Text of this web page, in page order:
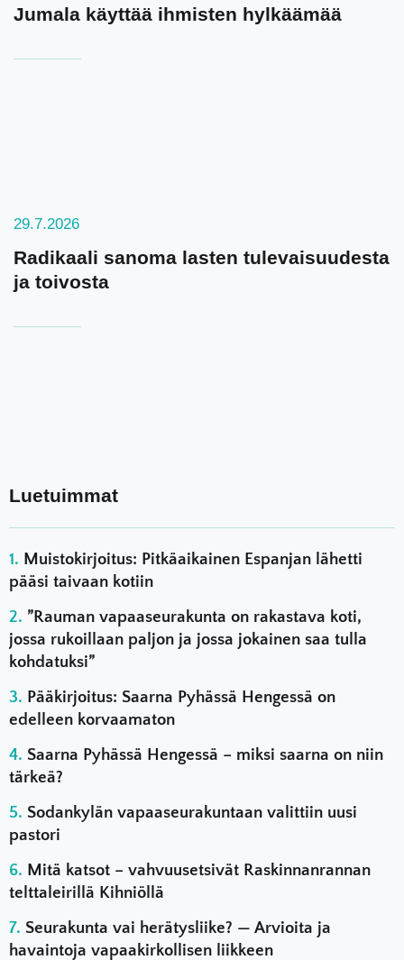
Jumala käyttää ihmisten hylkäämää
29.7.2026
Radikaali sanoma lasten tulevaisuudesta
ja toivosta
Luetuimmat
Muistokirjoitus: Pitkäaikainen Espanjan lähetti
pääsi taivaan kotiin
”Rauman vapaaseurakunta on rakastava koti,
jossa rukoillaan paljon ja jossa jokainen saa tulla
kohdatuksi”
Pääkirjoitus: Saarna Pyhässä Hengessä on
edelleen korvaamaton
Saarna Pyhässä Hengessä – miksi saarna on niin
tärkeä?
Sodankylän vapaaseurakuntaan valittiin uusi
pastori
Mitä katsot – vahvuusetsivät Raskinnanrannan
telttaleirillä Kihniöllä
Seurakunta vai herätysliike? — Arvioita ja
havaintoja vapaakirkollisen liikkeen